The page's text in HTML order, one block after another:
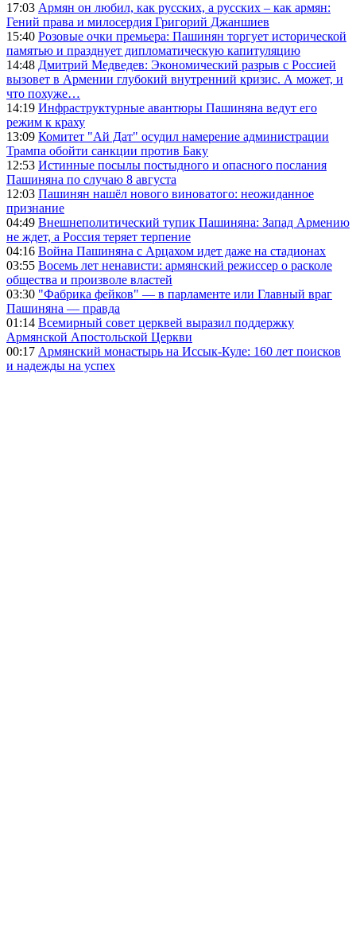
17:03 Армян он любил, как русских, а русских – как армян:
Гений права и милосердия Григорий Джаншиев
15:40 Розовые очки премьера: Пашинян торгует исторической
памятью и празднует дипломатическую капитуляцию
14:48 Дмитрий Медведев: Экономический разрыв с Россией
вызовет в Армении глубокий внутренний кризис. А может, и
что похуже…
14:19 Инфраструктурные авантюры Пашиняна ведут его
режим к краху
13:09 Комитет "Ай Дат" осудил намерение администрации
Трампа обойти санкции против Баку
12:53 Истинные посылы постыдного и опасного послания
Пашиняна по случаю 8 августа
12:03 Пашинян нашёл нового виноватого: неожиданное
признание
04:49 Внешнеполитический тупик Пашиняна: Запад Армению
не ждет, а Россия теряет терпение
04:16 Война Пашиняна с Арцахом идет даже на стадионах
03:55 Восемь лет ненависти: армянский режиссер о расколе
общества и произволе властей
03:30 "Фабрика фейков" — в парламенте или Главный враг
Пашиняна — правда
01:14 Всемирный совет церквей выразил поддержку
Армянской Апостольской Церкви
00:17 Армянский монастырь на Иссык-Куле: 160 лет поисков
и надежды на успех